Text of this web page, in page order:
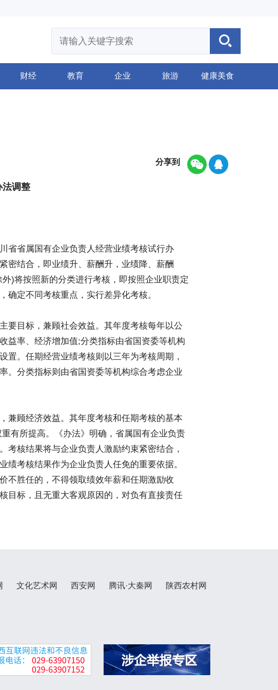
财经 教育 企业 旅游 健康美食
分享到
调整
省属国有企业负责人经营业绩考核试行办
密结合，即业绩升、薪酬升，业绩降、薪酬
)将按照新的分类进行考核，即按照企业职责定
定不同考核重点，实行差异化考核。
目标，兼顾社会效益。其年度考核每年以公
益率、经济增加值;分类指标由省国资委等机构
置。任期经营业绩考核则以三年为考核周期，
。分类指标则由省国资委等机构综合考虑企业
顾经济效益。其年度考核和任期考核的基本
有所提高。《办法》明确，省属国有企业负责
考核结果将与企业负责人激励约束紧密结合，
考核结果作为企业负责人任免的重要依据。
不胜任的，不得领取绩效年薪和任期激励收
目标，且无重大客观原因的，对负有直接责任
文化艺术网 西安网 腾讯·大秦网
陕西农村网